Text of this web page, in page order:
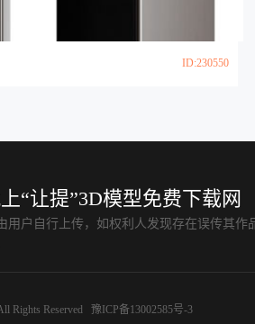
ID:230550
“让提”3D模型免费下载网
用户自行上传，如权利人发现存在误传其作
Rights Reserved 豫ICP备13002585号-3